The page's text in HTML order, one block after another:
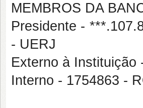
MEMBROS DA
Presidente -
- UERJ
Externo à Instituição
Interno - 1754863 -